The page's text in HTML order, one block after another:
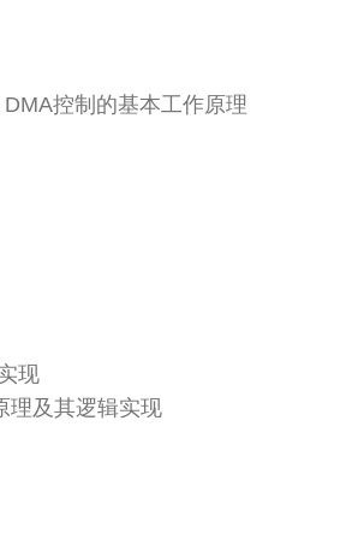
控制的基本工作原理
现
理及其逻辑实现